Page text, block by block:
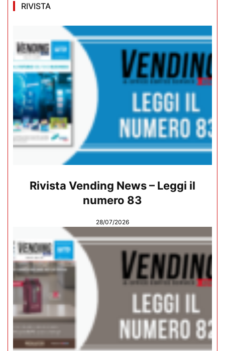
RIVISTA
Rivista Vending News – Leggi il
numero 83
28/07/2026